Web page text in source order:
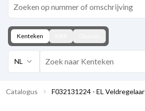
Kenteken
NL
Catalogus F032131224 - EL Veldregelaar